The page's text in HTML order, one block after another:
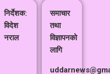
निर्देशक:
विदेश
नराल
समाचार
तथा
विज्ञापनको
लागि